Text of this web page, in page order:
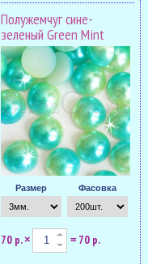
Полужемчуг сине-
зеленый Green Mint
Размер Фасовка
70 р.× = 70 р.